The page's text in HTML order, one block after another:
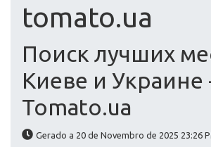
tomato.ua
Поиск лучших
Киеве и Украине
Tomato.ua
Gerado a 20 de Novembro de 2025 23:26